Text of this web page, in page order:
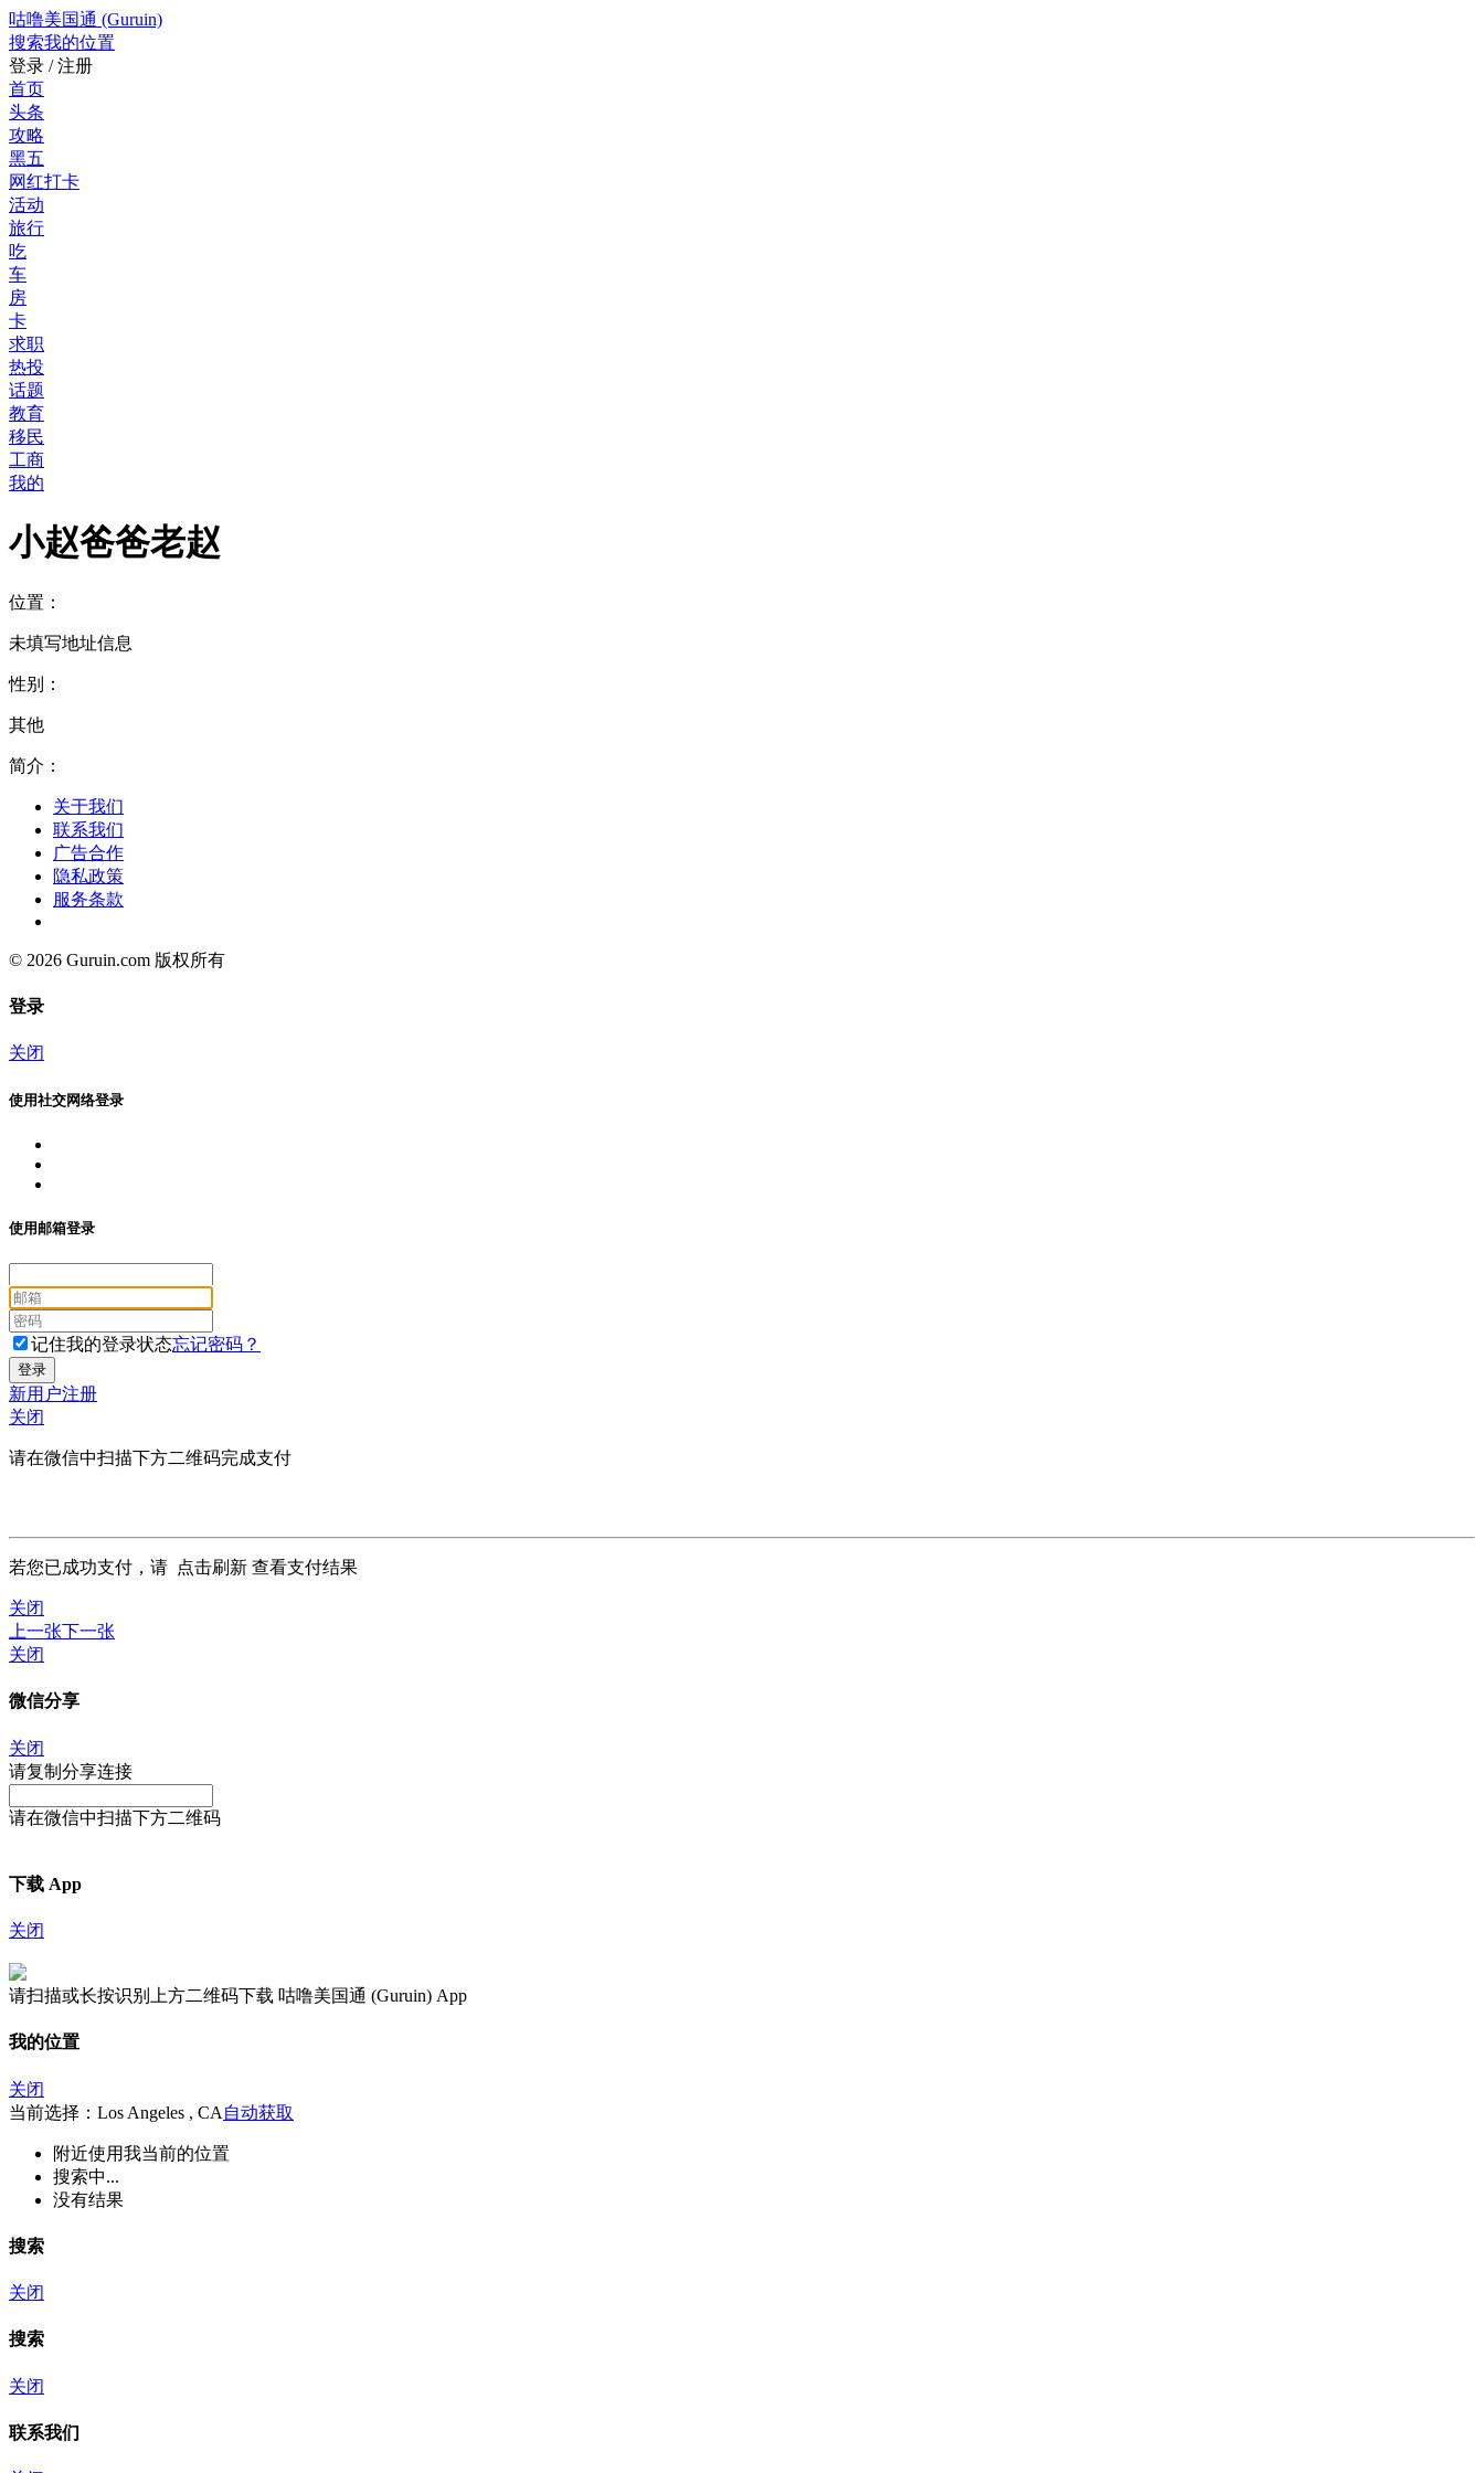
咕噜美国通 (Guruin)
搜索我的位置
登录 / 注册
首页
头条
攻略
黑五
网红打卡
活动
旅行
吃
车
房
卡
求职
热投
话题
教育
移民
工商
我的
小赵爸爸老赵
位置：
未填写地址信息
性别：
其他
简介：
关于我们
联系我们
广告合作
隐私政策
服务条款
© 2026 Guruin.com 版权所有
登录
关闭
使用社交网络登录
使用邮箱登录
记住我的登录状态忘记密码？
新用户注册
关闭
请在微信中扫描下方二维码完成支付
若您已成功支付，请 点击刷新 查看支付结果
关闭
上一张下一张
关闭
微信分享
关闭
请复制分享连接
请在微信中扫描下方二维码
下载 App
关闭
请扫描或长按识别上方二维码下载 咕噜美国通 (Guruin) App
我的位置
关闭
当前选择：Los Angeles , CA 自动获取
附近使用我当前的位置
搜索中...
没有结果
搜索
关闭
搜索
关闭
联系我们